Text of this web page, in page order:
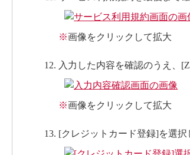
※画像をクリックして拡大
入力した内容を確認のうえ、
※画像をクリックして拡大
[クレジットカード登録]を選択